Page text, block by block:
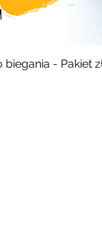
biegania - Pakiet